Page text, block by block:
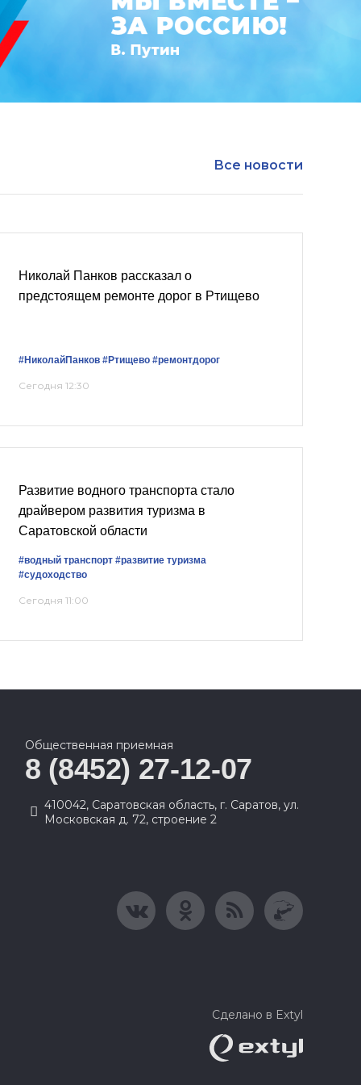
Все новости
Николай Панков рассказал о
предстоящем ремонте дорог в Ртищево
#НиколайПанков #Ртищево #ремонтдорог
Сегодня 12:30
Развитие водного транспорта стало
драйвером развития туризма в
Саратовской области
#водный транспорт #развитие туризма
#судоходство
Сегодня 11:00
Общественная приемная
8 (8452) 27-12-07
410042, Саратовская область, г. Саратов, ул.
Московская д. 72, строение 2
Сделано в Extyl